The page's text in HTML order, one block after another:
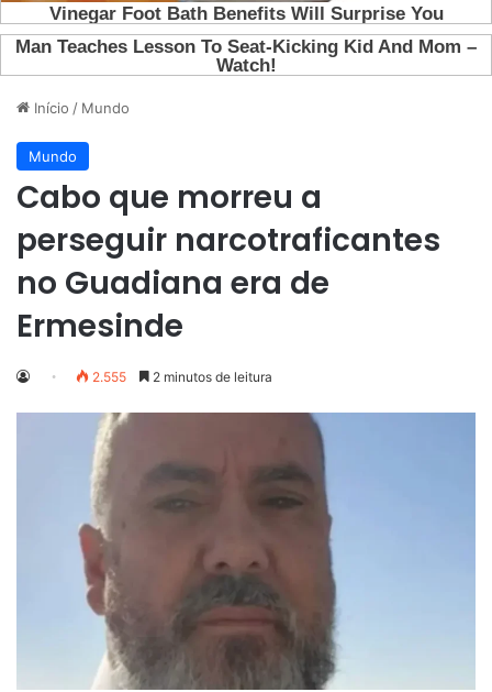
Início / Mundo
Mundo
Cabo que morreu a
perseguir narcotraficantes
no Guadiana era de
Ermesinde
2.555 2 minutos de leitura